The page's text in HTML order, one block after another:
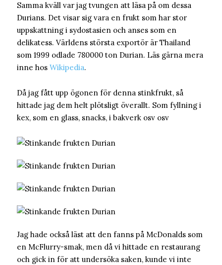
Samma kväll var jag tvungen att läsa på om dessa
Durians. Det visar sig vara en frukt som har stor
uppskattning i sydostasien och anses som en
delikatess. Världens största exportör är Thailand
som 1999 odlade 780000 ton Durian. Läs gärna mera
inne hos Wikipedia.
Då jag fått upp ögonen för denna stinkfrukt, så
hittade jag dem helt plötsligt överallt. Som fyllning i
kex, som en glass, snacks, i bakverk osv osv
Jag hade också läst att den fanns på McDonalds som
en McFlurry-smak, men då vi hittade en restaurang
och gick in för att undersöka saken, kunde vi inte